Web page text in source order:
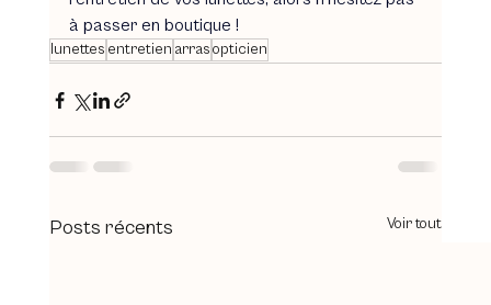
à passer en boutique !
lunettes entretien arrasopticien
Posts récents Voir tout